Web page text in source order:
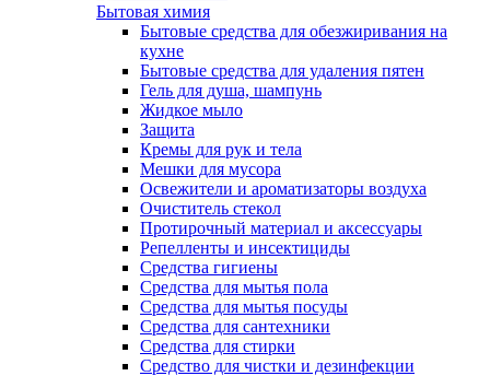
Бытовая химия
Бытовые средства для обезжиривания на
кухне
Бытовые средства для удаления пятен
Гель для душа, шампунь
Жидкое мыло
Защита
Кремы для рук и тела
Мешки для мусора
Освежители и ароматизаторы воздуха
Очиститель стекол
Протирочный материал и аксессуары
Репелленты и инсектициды
Средства гигиены
Средства для мытья пола
Средства для мытья посуды
Средства для сантехники
Средства для стирки
Средство для чистки и дезинфекции